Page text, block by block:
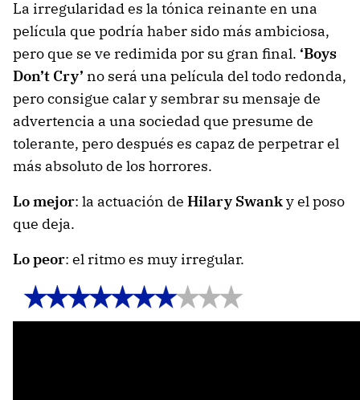
La irregularidad es la tónica reinante en una
película que podría haber sido más ambiciosa,
pero que se ve redimida por su gran final. ‘Boys
Don’t Cry’ no será una película del todo redonda,
pero consigue calar y sembrar su mensaje de
advertencia a una sociedad que presume de
tolerante, pero después es capaz de perpetrar el
más absoluto de los horrores.
Lo mejor: la actuación de Hilary Swanky el poso
que deja.
Lo peor: el ritmo es muy irregular.